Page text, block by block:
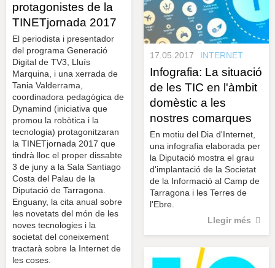
protagonistes de la
TINETjornada 2017
El periodista i presentador
del programa Generació
Digital de TV3, Lluís
Marquina, i una xerrada de
Tania Valderrama,
coordinadora pedagògica de
Dynamind (iniciativa que
promou la robòtica i la
tecnologia) protagonitzaran
la TINETjornada 2017 que
tindrà lloc el proper dissabte
3 de juny a la Sala Santiago
Costa del Palau de la
Diputació de Tarragona.
Enguany, la cita anual sobre
les novetats del món de les
noves tecnologies i la
societat del coneixement
tractarà sobre la Internet de
les coses.
17.05.2017 INTERNET
Infografia: La situació
de les TIC en l'àmbit
domèstic a les
nostres comarques
En motiu del Dia d'Internet,
una infografia elaborada per
la Diputació mostra el grau
d'implantació de la Societat
de la Informació al Camp de
Tarragona i les Terres de
l'Ebre.
Llegir més